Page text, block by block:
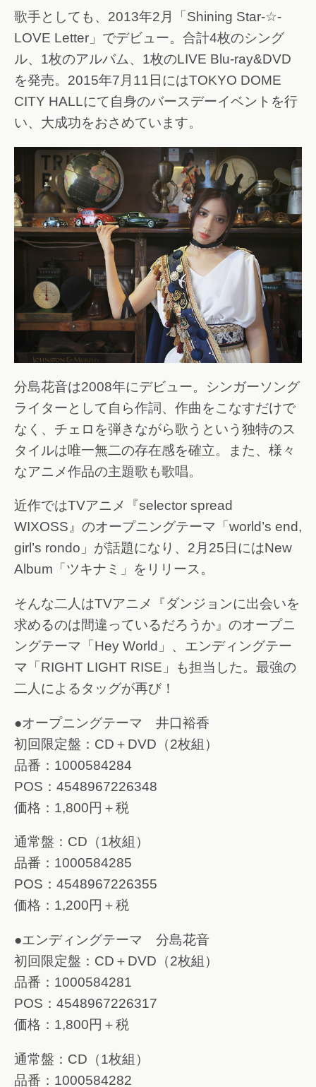
歌手としても、2013年2月「Shining Star-☆-
LOVE Letter」でデビュー。合計4枚のシング
ル、1枚のアルバム、1枚のLIVE Blu-ray&DVD
を発売。2015年7月11日にはTOKYO DOME
CITY HALLにて自身のバースデーイベントを行
い、大成功をおさめています。
分島花音は2008年にデビュー。シンガーソング
ライターとして自ら作詞、作曲をこなすだけで
なく、チェロを弾きながら歌うという独特のス
タイルは唯一無二の存在感を確立。また、様々
なアニメ作品の主題歌も歌唱。
近作ではTVアニメ『selector spread
WIXOSS』のオープニングテーマ「world’s end,
girl’s rondo」が話題になり、2月25日にはNew
Album「ツキナミ」をリリース。
そんな二人はTVアニメ『ダンジョンに出会いを
求めるのは間違っているだろうか』のオープニ
ングテーマ「Hey World」、エンディングテー
マ「RIGHT LIGHT RISE」も担当した。最強の
二人によるタッグが再び！
●オープニングテーマ 井口裕香
初回限定盤：CD＋DVD（2枚組）
品番：1000584284
POS：4548967226348
価格：1,800円＋税
通常盤：CD（1枚組）
品番：1000584285
POS：4548967226355
価格：1,200円＋税
●エンディングテーマ 分島花音
初回限定盤：CD＋DVD（2枚組）
品番：1000584281
POS：4548967226317
価格：1,800円＋税
通常盤：CD（1枚組）
品番：1000584282